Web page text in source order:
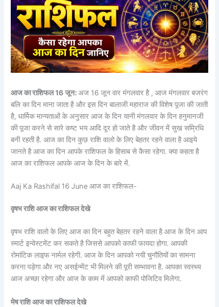
आज का राशिफल 16 जून:अज 16 जून वार मंगलवार है , आज मंगलवार बजरंग
बलि का दिन माना जाता है और इस दिन बालाजी महाराज की विशेष पूजा की जाती
है, धार्मिक मान्यताओं के अनुसार आज के दिन यानी मंगलवार के दिन हनुमानजी
की पूजा करने से सारे कष्ट भय आदि दूर हो जाते है और जीवन में सुख सम्रिधि
बनी रहती है. आज का दिन कुछ राशि वालो के लिए बेहतर रहने वाला है आइये
जानते है आज का दिन आपके राशिफल के हिसाब से कैसा रहेगा. क्या कहता है
आज का राशिफल आपके आज के दिन के बारे में.
Aaj Ka Rashifal 16 June आज का राशिफल-
वृषभ राशि आज का राशिफल देखे
वृषभ राशि वालो के लिए आज का दिन बहुत बेहतर रहने वाला है आज के दिन आप
स्मार्ट इन्वेस्टमेंट कर सकते है जिससे आपको काफी फायदा होगा. आपकी
रोमांटिक लाइफ नार्मल रहेगी. आज के दिन आपको नयी चुनौतियों का सामना
करना पड़ेगा और नए असईन्मेंट भी मिलने की पूरी सम्भावना है. आपका स्वस्थ्य
आज अच्छा रहेगा और आज के काम में आपको काफी पोजिटिव मिलेगा.
मेष राशि आज का राशिफल देखे